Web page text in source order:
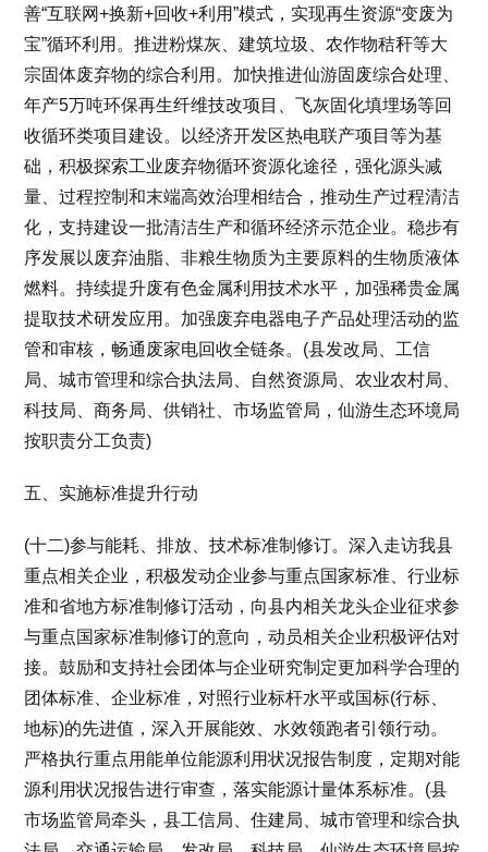
善“互联网+换新+回收+利用”模式，实现再生资源“变废为
宝”循环利用。推进粉煤灰、建筑垃圾、农作物秸秆等大
宗固体废弃物的综合利用。加快推进仙游固废综合处理、
年产5万吨环保再生纤维技改项目、飞灰固化填埋场等回
收循环类项目建设。以经济开发区热电联产项目等为基
础，积极探索工业废弃物循环资源化途径，强化源头减
量、过程控制和末端高效治理相结合，推动生产过程清洁
化，支持建设一批清洁生产和循环经济示范企业。稳步有
序发展以废弃油脂、非粮生物质为主要原料的生物质液体
燃料。持续提升废有色金属利用技术水平，加强稀贵金属
提取技术研发应用。加强废弃电器电子产品处理活动的监
管和审核，畅通废家电回收全链条。(县发改局、工信
局、城市管理和综合执法局、自然资源局、农业农村局、
科技局、商务局、供销社、市场监管局，仙游生态环境局
按职责分工负责)
五、实施标准提升行动
(十二)参与能耗、排放、技术标准制修订。深入走访我县
重点相关企业，积极发动企业参与重点国家标准、行业标
准和省地方标准制修订活动，向县内相关龙头企业征求参
与重点国家标准制修订的意向，动员相关企业积极评估对
接。鼓励和支持社会团体与企业研究制定更加科学合理的
团体标准、企业标准，对照行业标杆水平或国标(行标、
地标)的先进值，深入开展能效、水效领跑者引领行动。
严格执行重点用能单位能源利用状况报告制度，定期对能
源利用状况报告进行审查，落实能源计量体系标准。(县
市场监管局牵头，县工信局、住建局、城市管理和综合执